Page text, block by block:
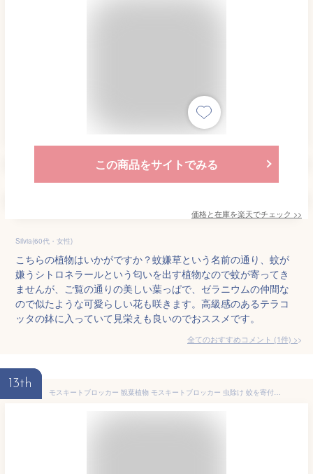
この商品をサイトでみる
価格と在庫を楽天でチェック >>
Silvia(60代・女性)
こちらの植物はいかがですか？蚊嫌草という名前の通り、蚊が
嫌うシトロネラールという匂いを出す植物なので蚊が寄ってき
ませんが、ご覧の通りの美しい葉っぱで、ゼラニウムの仲間な
ので似たような可愛らしい花も咲きます。高級感のあるテラコ
ッタの鉢に入っていて見栄えも良いのでおススメです。
全てのおすすめコメント (1件) >
13th
モスキートブロッカー 観葉植物 モスキートブロッカー 虫除け 蚊を寄付けない花も楽しめるすぐれもの モスキートブロッカー 販売 通販 種類 虫除け 蚊よけ